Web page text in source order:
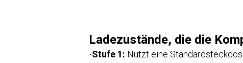
Ladezustände, die die
·Stufe 1: Nutzt eine